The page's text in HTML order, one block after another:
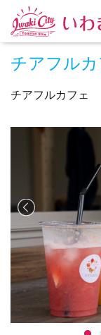
チアフル
チアフルカフェ